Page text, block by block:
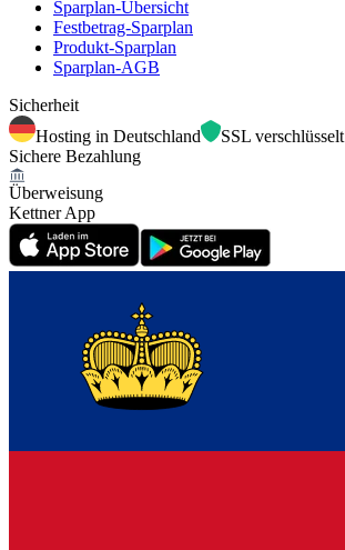
Sparplan-Übersicht
Festbetrag-Sparplan
Produkt-Sparplan
Sparplan-AGB
Sicherheit
Hosting in Deutschland
SSL verschlüsselt
Sichere Bezahlung
Überweisung
Kettner App